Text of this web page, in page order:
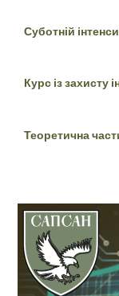
Суботній
Курс із захисту
Теоретична